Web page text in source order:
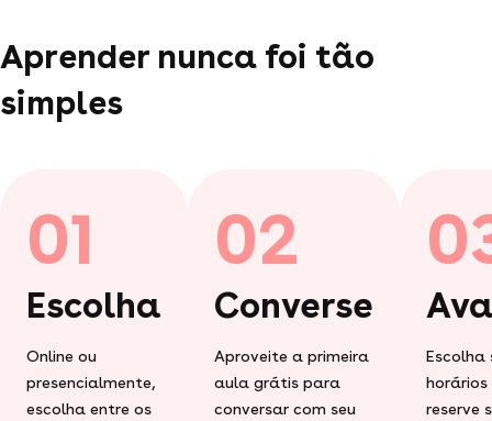
Aprender nunca foi tão
simples
01
Escolha
Online ou
presencialmente,
escolha entre os
02
Converse
Aproveite a primeira
aula grátis para
conversar com seu
Escolha
horários
reserve